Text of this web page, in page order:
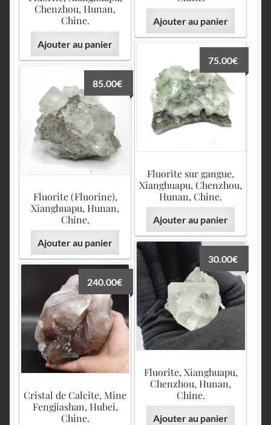
Ajouter au panier
Chenzhou, Hunan,
Chine.
Ajouter au panier
Fluorite sur gangue,
Xianghuapu, Chenzhou,
Hunan, Chine.
75.00€
Ajouter au panier
Fluorite (Fluorine),
Xianghuapu, Hunan,
Chine.
85.00€
Ajouter au panier
Fluorite, Xianghuapu,
Chenzhou, Hunan,
Chine.
30.00€
Ajouter au panier
Cristal de Calcite, Mine
Fengjiashan, Hubei,
Chine.
240.00€